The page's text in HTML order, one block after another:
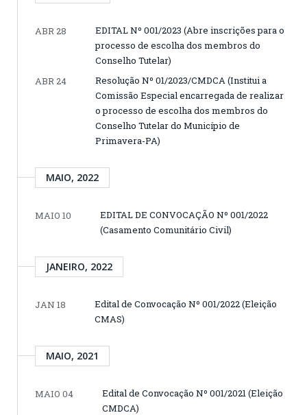
ABR 28
EDITAL Nº 001/2023 (Abre inscrições para o
processo de escolha dos membros do
Conselho Tutelar)
ABR 24
Resolução Nº 01/2023/CMDCA (Institui a
Comissão Especial encarregada de realizar
o processo de escolha dos membros do
Conselho Tutelar do Município de
Primavera-PA)
MAIO, 2022
MAIO 10
EDITAL DE CONVOCAÇÃO Nº 001/2022
(Casamento Comunitário Civil)
JANEIRO, 2022
JAN 18
Edital de Convocação Nº 001/2022 (Eleição
CMAS)
MAIO, 2021
MAIO 04
Edital de Convocação Nº 001/2021 (Eleição
CMDCA)